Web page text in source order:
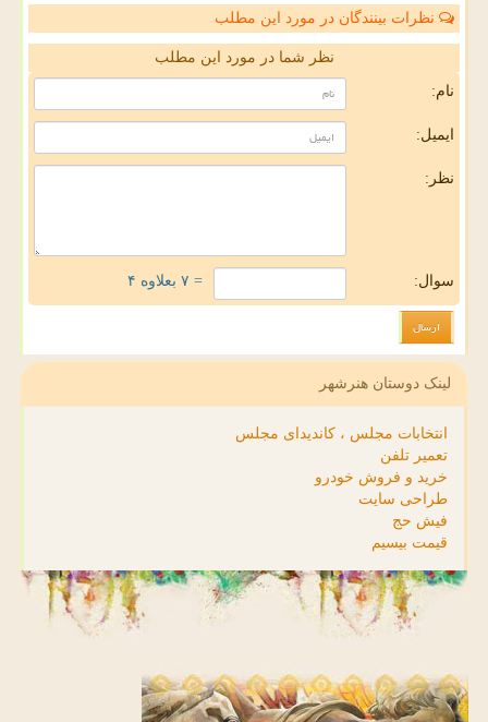
نظرات بینندگان در مورد این مطلب
نظر شما در مورد این مطلب
نام:
ایمیل:
نظر:
سوال: = ۷ بعلاوه ۴
لینک دوستان هنرشهر
انتخابات مجلس ، کاندیدای مجلس
تعمیر تلفن
خرید و فروش خودرو
طراحی سایت
فیش حج
قیمت بیسیم